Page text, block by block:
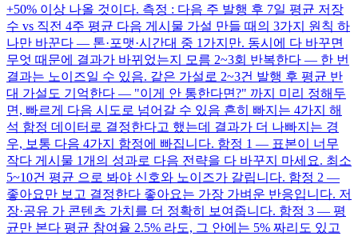
+50% 이상 나올 것이다. 측정 : 다음 주 발행 후 7일 평균 저장
수 vs 직전 4주 평균 다음 게시물 가설 만들 때의 3가지 원칙 하
나만 바꾼다 — 톤·포맷·시간대 중 1가지만. 동시에 다 바꾸면
무엇 때문에 결과가 바뀌었는지 모름 2~3회 반복한다 — 한 번
결과는 노이즈일 수 있음. 같은 가설로 2~3건 발행 후 평균 반
대 가설도 기억한다 — "이게 안 통한다면?" 까지 미리 정해두
면, 빠르게 다음 시도로 넘어갈 수 있음 흔히 빠지는 4가지 해
석 함정 데이터로 결정한다고 했는데 결과가 더 나빠지는 경
우, 보통 다음 4가지 함정에 빠집니다. 함정 1 — 표본이 너무
작다 게시물 1개의 성과로 다음 전략을 다 바꾸지 마세요. 최소
5~10건 평균 으로 봐야 신호와 노이즈가 갈립니다. 함정 2 —
좋아요만 보고 결정한다 좋아요는 가장 가벼운 반응입니다. 저
장·공유 가 콘텐츠 가치를 더 정확히 보여줍니다. 함정 3 — 평
균만 본다 평균 참여율 2.5% 라도, 그 안에는 5% 짜리도 있고